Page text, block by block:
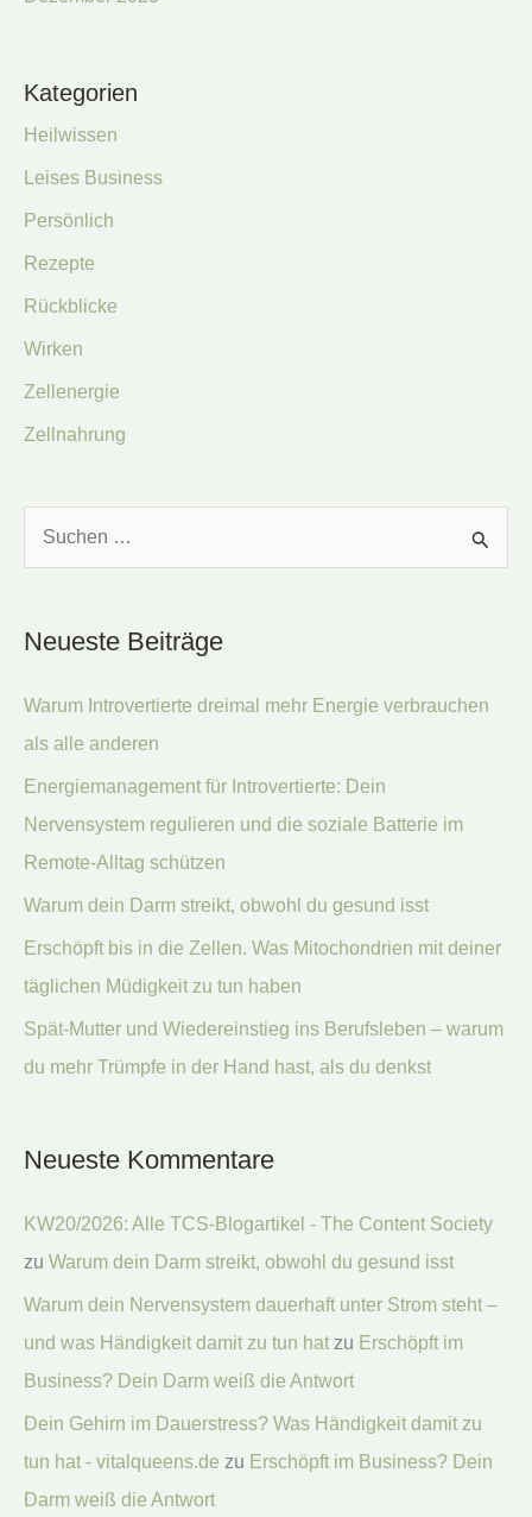
Kategorien
Heilwissen
Leises Business
Persönlich
Rezepte
Rückblicke
Wirken
Zellenergie
Zellnahrung
u
h
n
n
a
c
h
:
Neueste Beiträge
Warum Introvertierte dreimal mehr Energie verbrauchen
als alle anderen
Energiemanagement für Introvertierte: Dein
Nervensystem regulieren und die soziale Batterie im
Remote-Alltag schützen
Warum dein Darm streikt, obwohl du gesund isst
Erschöpft bis in die Zellen. Was Mitochondrien mit deiner
täglichen Müdigkeit zu tun haben
Spät-Mutter und Wiedereinstieg ins Berufsleben – warum
du mehr Trümpfe in der Hand hast, als du denkst
Neueste Kommentare
KW20/2026: Alle TCS-Blogartikel - The Content Society
zu Warum dein Darm streikt, obwohl du gesund isst
Warum dein Nervensystem dauerhaft unter Strom steht –
und was Händigkeit damit zu tun hat zu Erschöpft im
Business? Dein Darm weiß die Antwort
Dein Gehirn im Dauerstress? Was Händigkeit damit zu
tun hat - vitalqueens.de zu Erschöpft im Business? Dein
Darm weiß die Antwort